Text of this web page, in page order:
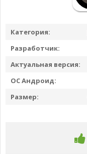
Категория:
Разработчик:
Актуальная версия:
ОС Андроид:
Размер: